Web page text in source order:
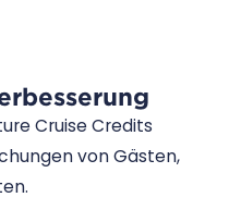
Cruise Credits
von Gästen,